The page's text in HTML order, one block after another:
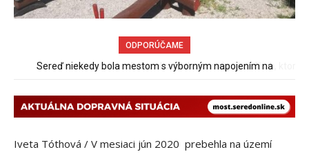
ODPORÚČAME
Pri venčení na Jesenského ulici mal usmrtiť psíka vlčiak, ktorý
Iveta Tóthová / V mesiaci jún 2020 prebehla na území